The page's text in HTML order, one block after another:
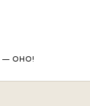
— ОНО!